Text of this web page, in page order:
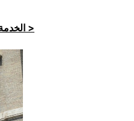
الخدمة الفوتوغرافية للكرسي الرسولي >